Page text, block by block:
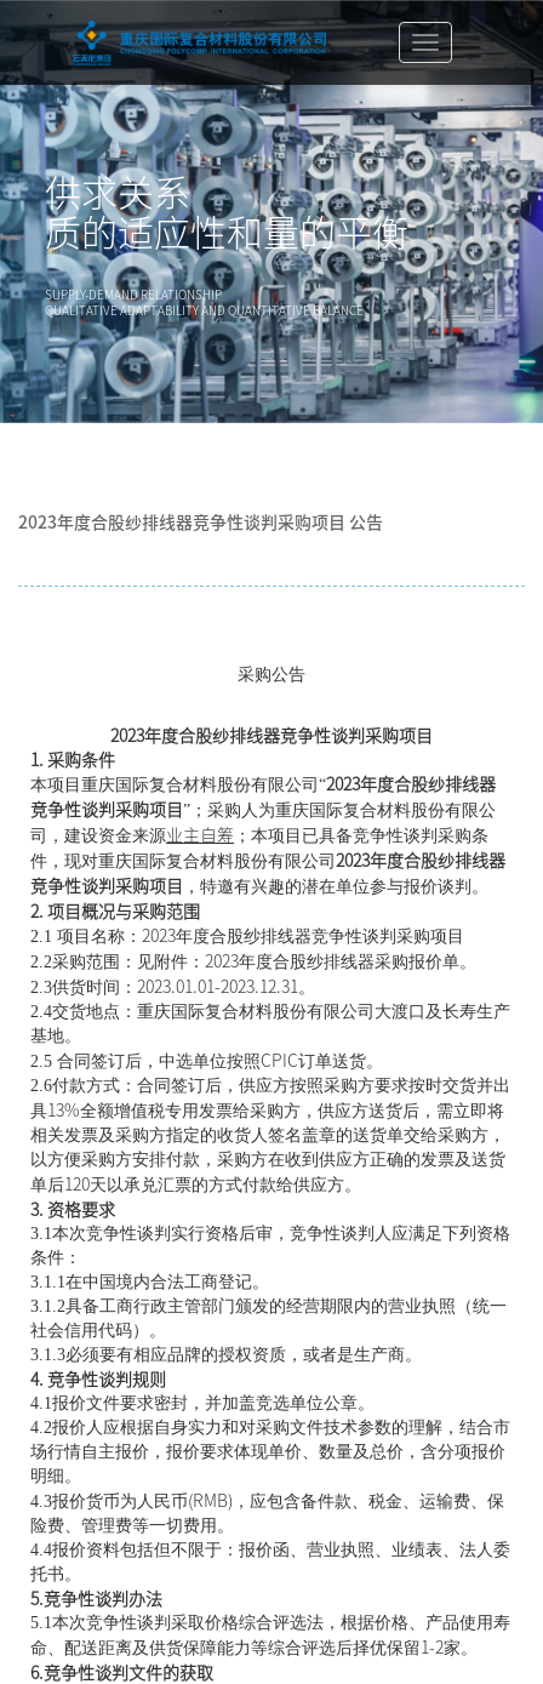
切
换
航
栏
供求关系
质的适应性和量的平衡
SUPPLY-DEMAND RELATIONSHIP
QUALITATIVE ADAPTABILITY AND QUANTITATIVE BALANCE
2023年度合股纱排线器竞争性谈判采购项目 公告
采购公告
2023年度合股纱排线器竞争性谈判 采购项目
1. 采购条件
本项目重庆国际复合材料股份有限公司“2023年度合股纱排线器
竞争性谈判 采购项目”；采购人为重庆国际复合材料股份有限公
司，建设资金来源业主自筹 ；本项目已具备竞争性谈判采购条
件，现对重庆国际复合材料股份有限公司2023年度合股纱排线器
竞争性谈判采购项目
，特邀有兴趣的潜在单位参与报价谈判。
2. 项目概况与采购范围
2.1 项目名称：2023年度合股纱排线器竞争性谈判采购项目
2.2采购范围：见附件：2023年度合股纱排线器采购报价单。
2.3供货时间：2023.01.01-2023.12.31 。
2.4交货地点：重庆国际复合材料股份有限公司大渡口及长寿生产
基地。
2.5 合同签订后，中选单位按照CPIC订单送货。
2.6付款方式：合同签订后，供应方按照采购方要求按时交货并出
具13%全额增值税专用发票给采购方，供应方送货后，需立即将
相关发票及采购方指定的收货人签名盖章的送货单交给采购方，
以方便采购方安排付款，采购方在收到供应方正确的发票及送货
单后120天以承兑汇票的方式付款给供应方。
3. 资格要求
3.1本次竞争性谈判实行资格后审，竞争性谈判人应满足下列资格
条件：
3.1.1在中国境内合法工商登记。
3.1.2具备工商行政主管部门颁发的经营期限内的营业执照（统一
社会信用代码）。
3.1.3必须要有相应品牌的授权资质，或者是生产商。
4. 竞争性谈判规则
4.1报价文件要求密封，并加盖竞选单位公章。
4.2报价人应根据自身实力和对采购文件技术参数的理解，结合市
场行情自主报价，报价要求体现单价、数量及总价，含分项报价
明细。
4.3报价货币为人民币(RMB) ，应包含备件款、税金、运输费、保
险费、管理费等一切费用。
4.4报价资料包括但不限于：报价函、营业执照、业绩表、法人委
托书。
5.竞争性谈判办法
5.1本次竞争性谈判采取价格综合评选法，根据价格、产品使用寿
命、配送距离及供货保障能力等综合评选后择优保留 1-2家。
6.竞争性谈判文件的获取